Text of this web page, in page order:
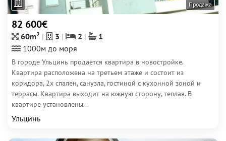
Продажа
82 600€
60m2 3 2
1
1000м до моря
В городе Ульцинь продается квартира в новостройке.
Квартира расположена на третьем этаже и состоит из
коридора, 2х спален, санузла, гостиной с кухонной зоной и
террасы. Квартира выходит на южную сторону, теплая. В
квартире установлены...
Ульцинь